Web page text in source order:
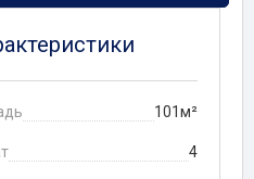
101м²
4